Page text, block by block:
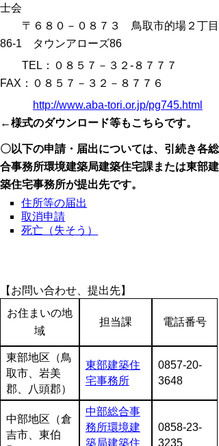
士会
〒６８０－０８７３ 鳥取市的場２丁目
86-1 タウンアローズ86
TEL：０８５７－３２-８７７７
FAX：０８５７－３２－８７７６
http://www.aba-tori.or.jp/pg745.html
←様式のダウンロード等もこちらです。
〇以下の申請・届出については、引続き各総
合事務所環境建築局建築住宅課または東部建
築住宅事務所が提出先です。
住所等の届出
取消申請
死亡（失そう）
【お問い合わせ、提出先】
お住まいの地
域
担当課 電話番号
東部地区（鳥
取市、岩美
郡、八頭郡）
東部建築住
宅事務所
0857-20-
3648
中部地区（倉
吉市、東伯
中部総合事
務所環境建
築局建築住
0858-23-
3235